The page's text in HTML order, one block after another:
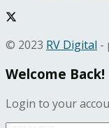
© 2023 RV Digital -
Welcome Back!
Login to your